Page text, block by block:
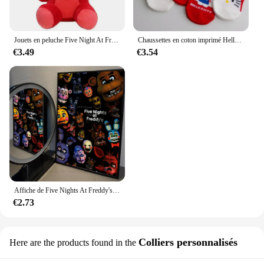
Jouets en peluche Five Night At Freddy FnPG, jeu de beurre, poupées en peluche de dessin animé Bonnie Bear Fcedar, cadeaux mignons pour enfants, 18 cm
€3.49
Chaussettes en coton imprimé Hello Kitty, Sanurgente Kawaii, chaussettes de bateau Harajuku, dessin animé mignon, vente en gros, 600
€3.54
Affiche de Five Nights At Freddy's, autocollant d'art auto-adhésif en papier imperméable, décoration murale pour café, bar et chambre, 1 pièce
€2.73
Here are the products found in the Colliers personnalisés